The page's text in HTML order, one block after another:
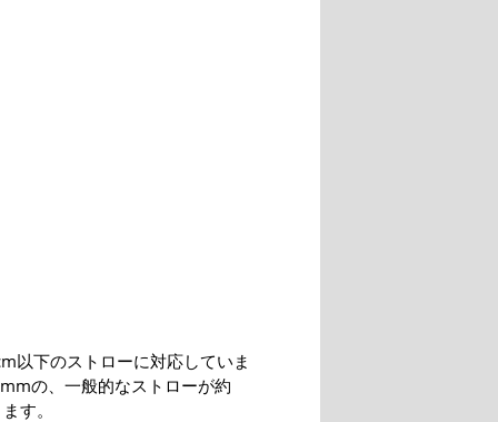
以下のストローに対応していま
の、一般的なストローが約
す。